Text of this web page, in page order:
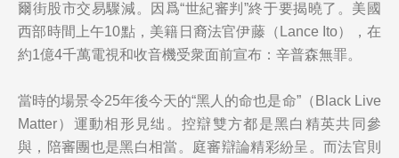
爾街股市交易驟減。因爲“世紀審判”終于要揭曉了。美國
西部時間上午10點，美籍日裔法官伊藤（Lance Ito），在
約1億4千萬電視和收音機受衆面前宣布：辛普森無罪。
當時的場景令25年後今天的“黑人的命也是命”（Black Live
Matter）運動相形見绌。控辯雙方都是黑白精英共同參
與，陪審團也是黑白相當。庭審辯論精彩紛呈。而法官則